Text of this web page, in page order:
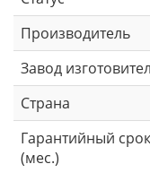
Производитель
Завод
Страна
Гарантийный
(мес.)